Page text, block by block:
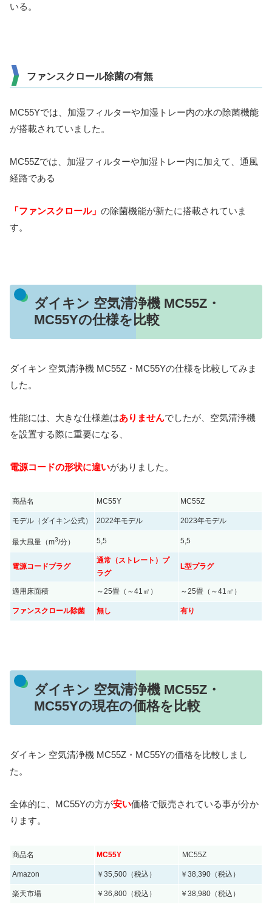
いる。
ファンスクロール除菌の有無
MC55Yでは、加湿フィルターや加湿トレー内の水の除菌機能
が搭載されていました。
MC55Zでは、加湿フィルターや加湿トレー内に加えて、通風
経路である
「ファンスクロール」 の除菌機能が新たに搭載されていま
す。
ダイキン 空気清浄機 MC55Z・
MC55Yの仕様を比較
ダイキン 空気清浄機 MC55Z・MC55Yの仕様を比較してみま
した。
性能には、大きな仕様差はありませんでしたが、空気清浄機
を設置する際に重要になる、
電源コードの形状に違いがありました。
商品名 MC55Y MC55Z
モデル（ダイキン公式） 2022年モデル 2023年モデル
最大風量（m3/分） 5,5 5,5
電源コードプラグ
通常（ストレート）プ
ラグ
L型プラグ
適用床面積 ～25畳（～41㎡） ～25畳（～41㎡）
ファンスクロール除菌 無し 有り
ダイキン 空気清浄機 MC55Z・
MC55Yの現在の価格を比較
ダイキン 空気清浄機 MC55Z・MC55Yの価格を比較しまし
た。
全体的に、MC55Yの方が安い価格で販売されている事が分か
ります。
商品名 MC55Y MC55Z
Amazon ￥35,500（税込） ￥38,390（税込）
楽天市場 ￥36,800（税込） ￥38,980（税込）